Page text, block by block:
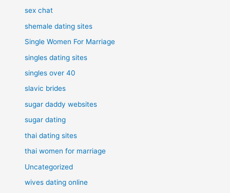
sex chat
shemale dating sites
Single Women For Marriage
singles dating sites
singles over 40
slavic brides
sugar daddy websites
sugar dating
thai dating sites
thai women for marriage
Uncategorized
wives dating online